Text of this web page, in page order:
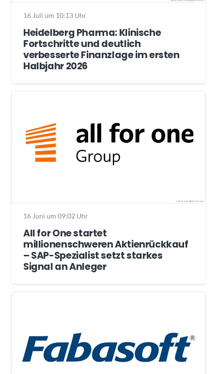
16 Juli um 10:13 Uhr
Heidelberg Pharma: Klinische
Fortschritte und deutlich
verbesserte Finanzlage im ersten
Halbjahr 2026
16 Juni um 09:02 Uhr
All for One startet
millionenschweren Aktienrückkauf
– SAP-Spezialist setzt starkes
Signal an Anleger